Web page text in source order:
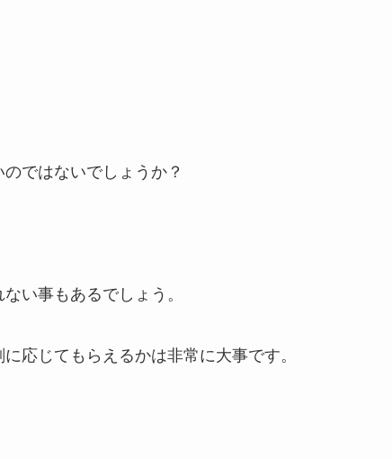
ではないでしょうか？
い事もあるでしょう。
応じてもらえるかは非常に大事です。